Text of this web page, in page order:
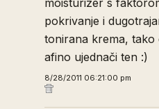
moisturizer s
pokrivanje i
tonirana krema, tako
afino ujednači ten :)
8/28/2011 06:21:00 pm